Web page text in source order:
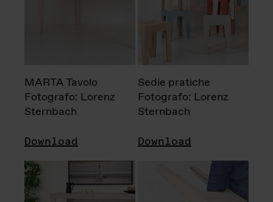
MARTA Tavolo
Fotografo: Lorenz
Sternbach
Download
Sedie pratiche
Fotografo: Lorenz
Sternbach
Download